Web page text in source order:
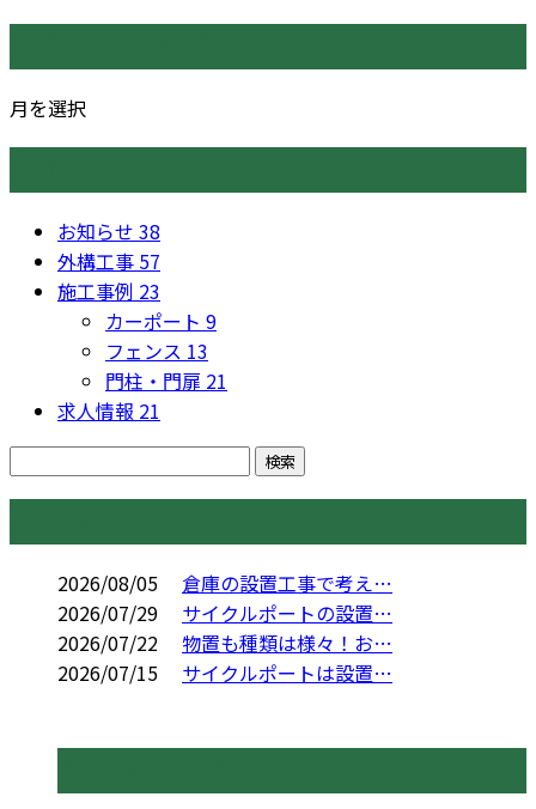
月を選択
お知らせ 38
外構工事 57
施工事例 23
カーポート 9
フェンス 13
門柱・門扉 21
求人情報 21
2026/08/05
倉庫の設置工事で考え…
2026/07/29
サイクルポートの設置…
2026/07/22
物置も種類は様々！お…
2026/07/15
サイクルポートは設置…